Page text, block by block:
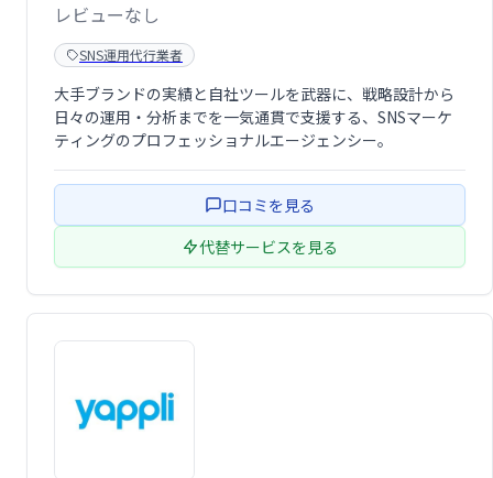
レビューなし
SNS運用代行業者
大手ブランドの実績と自社ツールを武器に、戦略設計から
日々の運用・分析までを一気通貫で支援する、SNSマーケ
ティングのプロフェッショナルエージェンシー。
口コミを見る
代替サービスを見る